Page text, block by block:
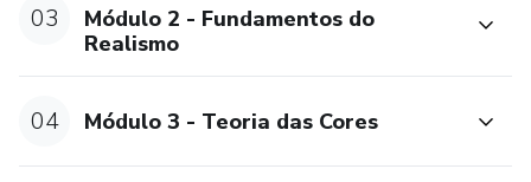
Como acessar as aulas
Assim que você efetuar a compra, vai receber pelo email
hospedado nosso curso.
03
Módulo 2 - Fundamentos do
Realismo​
04 Módulo 3 - Teoria das Cores